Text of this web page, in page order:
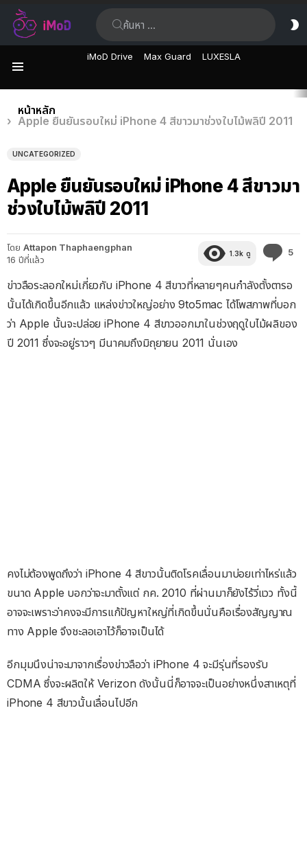
iMoD Drive Max Guard LUXESLA
เรื่อง
ล่าสุด
คุณอยู่ที่นี่:
หน้าหลัก
Apple ยืนยันรอบใหม่ iPhone 4 สีขาวมาช่วงใบไม้พลิปี 2011
UNCATEGORIZED
Apple ยืนยันรอบใหม่ iPhone 4 สีขาวมา
ช่วงใบไม้พลิปี 2011
โดย Attapon Thaphaengphan
16 ปีที่แล้ว
1.3k ดู 5
ข่าวลือระลอกใหม่เกี่ยวกับ iPhone 4 สีขาวที่หลายๆคนกำลังตั้งตารอ
นั้นได้เกิดขึ้นอีกแล้ว แหล่งข่าวใหญ่อย่าง 9to5mac ได้โพสภาพที่บอก
ว่า Apple นั้นจะปล่อย iPhone 4 สีขาวออกมาในช่วงฤดูใบไม้ผลิของ
ปี 2011 ซึ่งจะอยู่ราวๆ มีนาคมถึงมิถุยายน 2011 นั่นเอง
คงไม่ต้องพูดถึงว่า iPhone 4 สีขาวนั้นติดโรคเลื่อนมาบ่อยเท่าไหร่แล้ว
ขนาด Apple บอกว่าจะมาตั้งแต่ กค. 2010 ที่ผ่านมาก็ยังไร้วี่แวว ทั้งนี้
อาจจะเพราะว่าคงจะมีการแก้ปัญหาใหญ่ที่เกิดขึ้นนั่นคือเรื่องสัญญาณ
ทาง Apple จึงชะลอเอาไว้ก็อาจเป็นได้
อีกมุมนึงน่าจะมาจากเรื่องข่าวลือว่า iPhone 4 จะมีรุ่นที่รองรับ
CDMA ซึ่งจะผลิตให้ Verizon ดังนั้นนี่ก็อาจจะเป็นอย่างหนึ่งสาเหตุที่
iPhone 4 สีขาวนั้นเลื่อนไปอีก